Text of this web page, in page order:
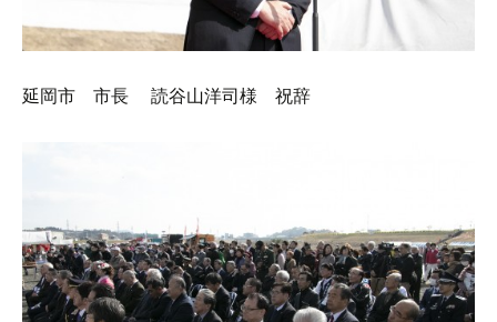
延岡市 市長 読谷山洋司様 祝辞